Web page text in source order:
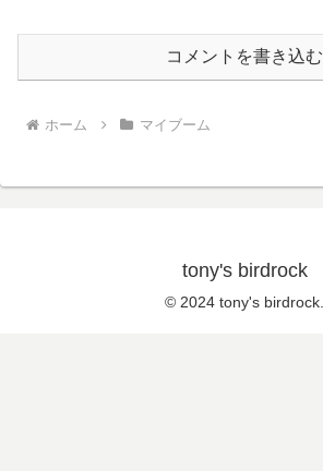
コメントを書き込む
ホーム マイブーム
tony's birdrock
© 2024 tony's birdrock.